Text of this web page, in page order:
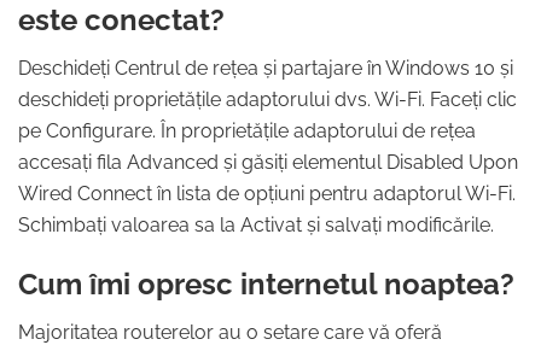
este conectat?
Deschideți Centrul de rețea și partajare în Windows 10 și
deschideți proprietățile adaptorului dvs. Wi-Fi. Faceți clic
pe Configurare. În proprietățile adaptorului de rețea
accesați fila Advanced și găsiți elementul Disabled Upon
Wired Connect în lista de opțiuni pentru adaptorul Wi-Fi.
Schimbați valoarea sa la Activat și salvați modificările.
Cum îmi opresc internetul noaptea?
Majoritatea routerelor au o setare care vă oferă